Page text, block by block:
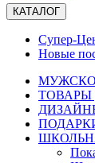
КАТАЛОГ
Супер-
Новые
ТОВАРЫ